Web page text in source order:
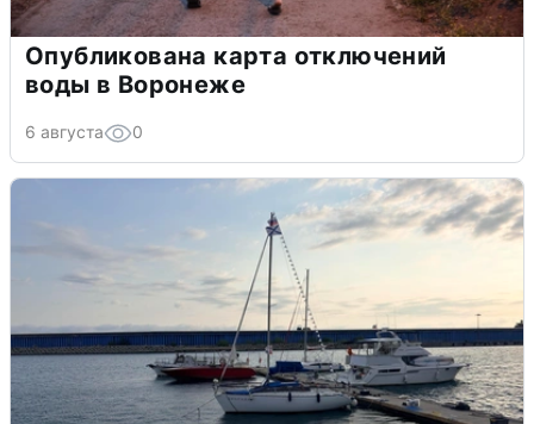
Опубликована карта отключений
воды в Воронеже
6 августа 0